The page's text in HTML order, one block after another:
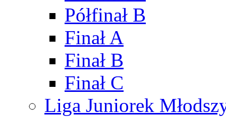
Półfinał B
Finał A
Finał B
Finał C
Liga Juniorek